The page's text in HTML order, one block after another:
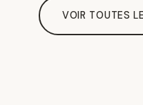
VOIR TOUTES